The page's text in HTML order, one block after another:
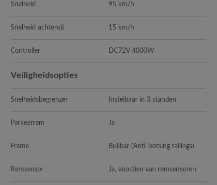
Snelheid 95 km/h
Snelheid achteruit 15 km/h
Controller DC72V 4000W
Veiligheidsopties
Snelheidsbegrenzer Instelbaar in 3 standen
Parkeerrem Ja
Frame Bullbar (Anti-botsing railings)
Remsensor Ja, voorzien van remsensoren